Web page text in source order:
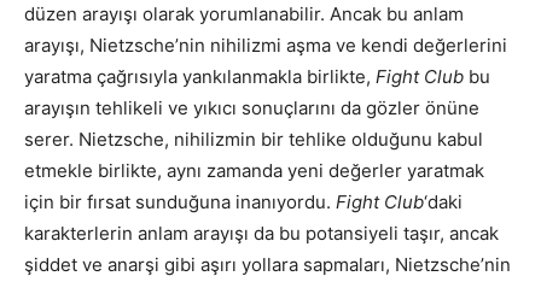
düzen arayışı olarak yorumlanabilir. Ancak bu anlam
arayışı, Nietzsche’nin nihilizmi aşma ve kendi değerlerini
yaratma çağrısıyla yankılanmakla birlikte, Fight Club bu
arayışın tehlikeli ve yıkıcı sonuçlarını da gözler önüne
serer. Nietzsche, nihilizmin bir tehlike olduğunu kabul
etmekle birlikte, aynı zamanda yeni değerler yaratmak
için bir fırsat sunduğuna inanıyordu. Fight Club‘daki
karakterlerin anlam arayışı da bu potansiyeli taşır, ancak
şiddet ve anarşi gibi aşırı yollara sapmaları, Nietzsche’nin